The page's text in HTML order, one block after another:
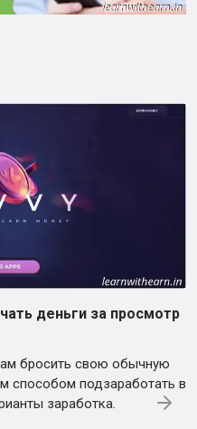
деньги за просмотр
бросить свою обычную
способом подзаработать в
заработка.